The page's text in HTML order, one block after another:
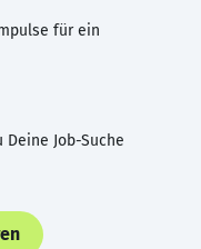
für ein
Job-Suche